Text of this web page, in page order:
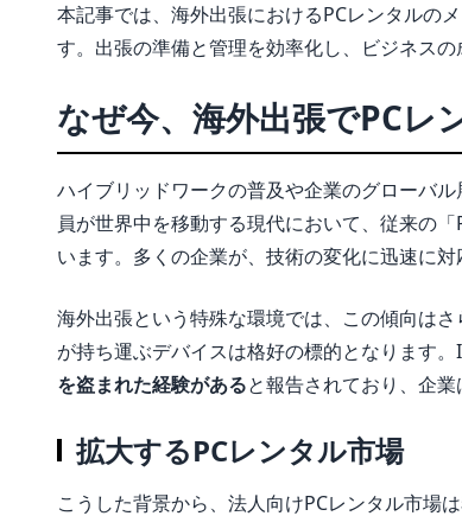
本記事では、海外出張におけるPCレンタルの
す。出張の準備と管理を効率化し、ビジネス
なぜ今、海外出張でPCレ
ハイブリッドワークの普及や企業のグローバ
員が世界中を移動する現代において、従来の
います。多くの企業が、技術の変化に迅速に
海外出張という特殊な環境では、この傾向は
が持ち運ぶデバイスは格好の標的となります
を盗まれた経験があると報告されており、企
拡大するPCレンタル市場
こうした背景から、法人向けPCレンタル市場